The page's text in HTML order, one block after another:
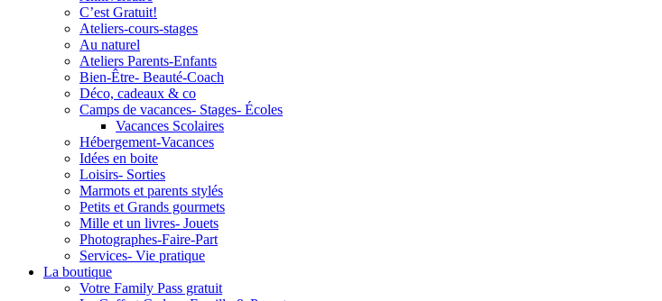
C’est Gratuit!
Ateliers-cours-stages
Au naturel
Ateliers Parents-Enfants
Bien-Être- Beauté-Coach
Déco, cadeaux & co
Camps de vacances- Stages- Écoles
Vacances Scolaires
Hébergement-Vacances
Idées en boite
Loisirs- Sorties
Marmots et parents stylés
Petits et Grands gourmets
Mille et un livres- Jouets
Photographes-Faire-Part
Services- Vie pratique
La boutique
Votre Family Pass gratuit